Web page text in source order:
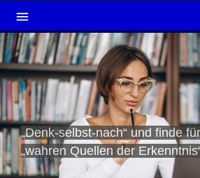
menu
„Denk-selbst-nach“ und finde
„wahren Quellen der